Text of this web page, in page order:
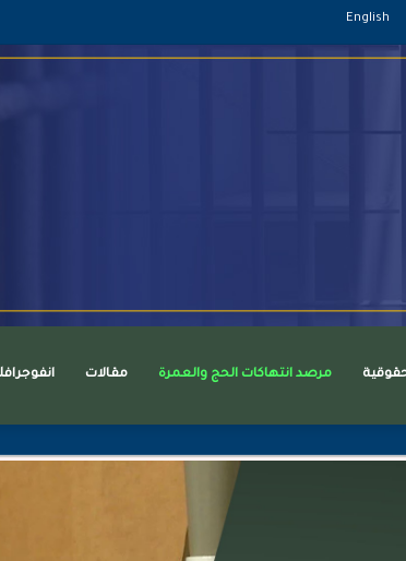
يوتيوب
English
حقوقية مرصد انتهاكات الحج والعمرة مقالات